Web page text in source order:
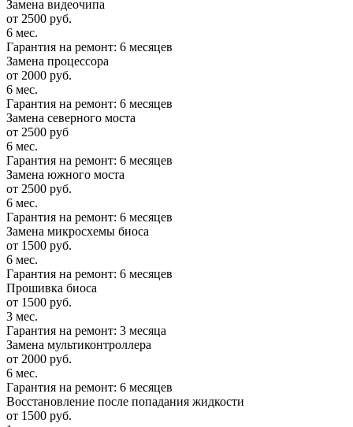
Замена видеочипа
от 2500 руб.
6 мес.
Гарантия на ремонт: 6 месяцев
Замена процессора
от 2000 руб.
6 мес.
Гарантия на ремонт: 6 месяцев
Замена северного моста
от 2500 руб
6 мес.
Гарантия на ремонт: 6 месяцев
Замена южного моста
от 2500 руб.
6 мес.
Гарантия на ремонт: 6 месяцев
Замена микросхемы биоса
от 1500 руб.
6 мес.
Гарантия на ремонт: 6 месяцев
Прошивка биоса
от 1500 руб.
3 мес.
Гарантия на ремонт: 3 месяца
Замена мультиконтроллера
от 2000 руб.
6 мес.
Гарантия на ремонт: 6 месяцев
Восстановление после попадания жидкости
от 1500 руб.